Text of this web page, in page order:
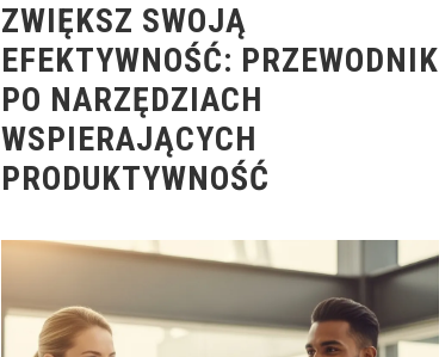
ZWIĘKSZ SWOJĄ
EFEKTYWNOŚĆ: PRZEWODNIK
PO NARZĘDZIACH
WSPIERAJĄCYCH
PRODUKTYWNOŚĆ